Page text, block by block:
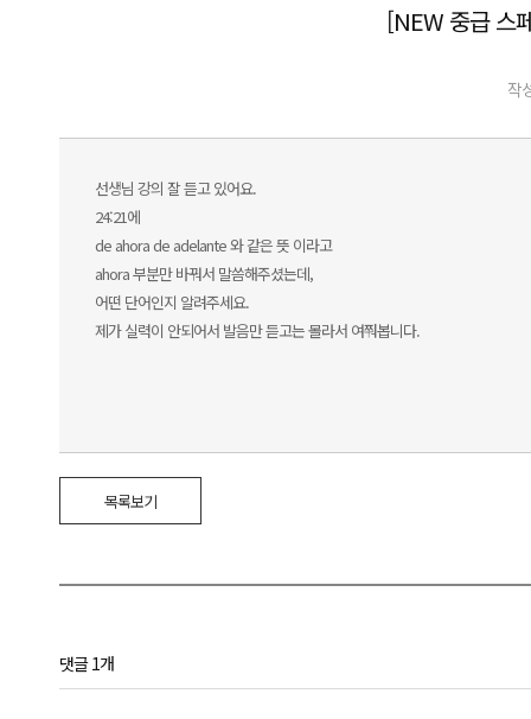
[NEW 중급 스
작
선생님 강의 잘 듣고 있어요.
24:21에
de ahora de adelante 와 같은 뜻 이라고
ahora 부분만 바꿔서 말씀해주셨는데,
어떤 단어인지 알려주세요.
제가 실력이 안되어서 발음만 듣고는 몰라서 여쭤봅니다.
목록보기
댓글 1개